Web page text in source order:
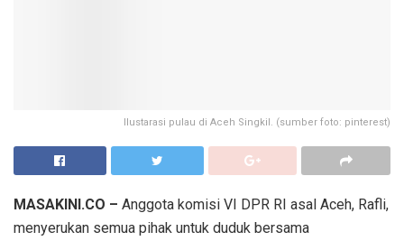
Ilustarasi pulau di Aceh Singkil. (sumber foto: pinterest)
MASAKINI.CO – Anggota komisi VI DPR RI asal Aceh, Rafli,
menyerukan semua pihak untuk duduk bersama